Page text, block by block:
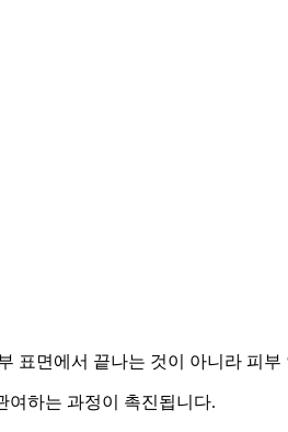
표면에서 끝나는 것이 아니라 피
여하는 과정이 촉진됩니다.